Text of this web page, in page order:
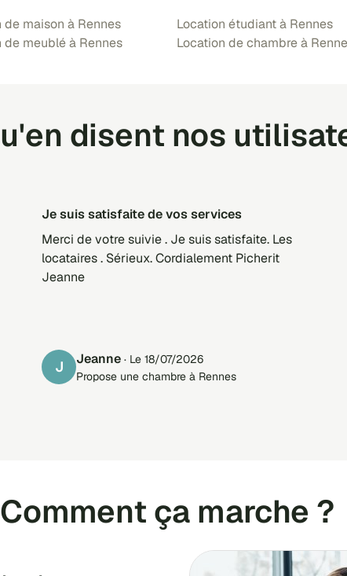
de maison à Rennes
de meublé à Rennes
Location étudiant à Rennes
Location de chambre à
disent nos
Je suis satisfaite de vos services
Merci de votre suivie . Je suis satisfaite. Les
locataires . Sérieux. Cordialement Picherit
Jeanne
J Jeanne · Le 18/07/2026
Propose une chambre à Rennes
Comment ça marche ?